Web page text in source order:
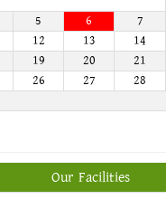
5 6 7
12 13 14
19 20 21
26 27 28
Our Facilities